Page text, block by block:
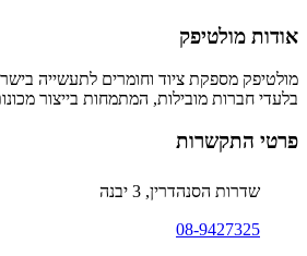
אודות מולטיפק
מולטיפק מספקת ציוד וחומרים לתעשייה
בלעדי חברות מובילות, המתמחות בייצור
פרטי התקשרות
שדרות הסנהדרין, 3 יבנה
08-9427325